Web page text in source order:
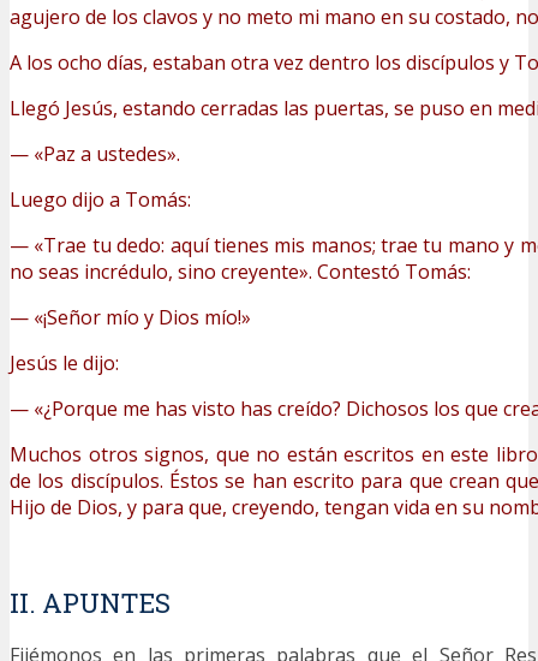
agujero de los clavos y no meto mi mano en su costado,
A los ocho días, estaban otra vez dentro los discípulos y
Llegó Jesús, estando cerradas las puertas, se puso en
— «Paz a ustedes».
Luego dijo a Tomás:
— «Trae tu dedo: aquí tienes mis manos; trae tu mano y
no seas incrédulo, sino creyente». Contestó Tomás:
— «¡Señor mío y Dios mío!»
Jesús le dijo:
— «¿Porque me has visto has creído? Dichosos los que
Muchos otros signos, que no están escritos en este
de los discípulos. Éstos se han escrito para que crean
Hijo de Dios, y para que, creyendo, tengan vida en su
II. APUNTES
Fijémonos en las primeras palabras que el Señor